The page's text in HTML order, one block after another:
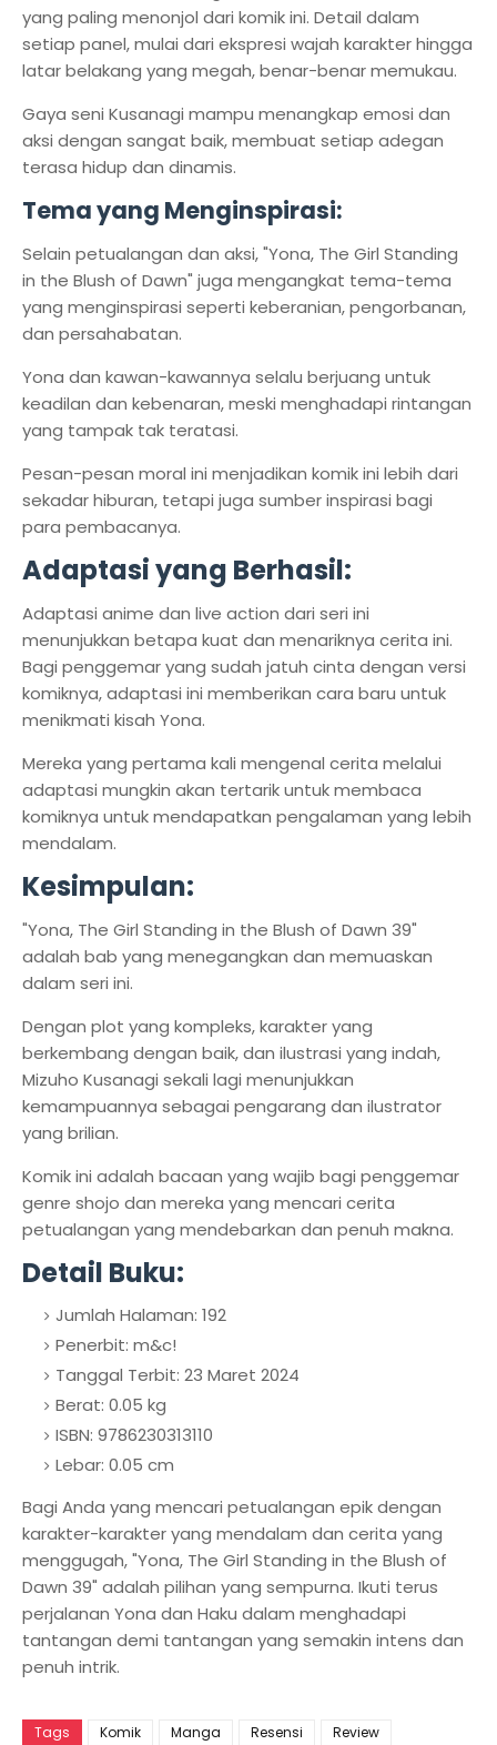
yang paling menonjol dari komik ini. Detail dalam
setiap panel, mulai dari ekspresi wajah karakter hingga
latar belakang yang megah, benar-benar memukau.
Gaya seni Kusanagi mampu menangkap emosi dan
aksi dengan sangat baik, membuat setiap adegan
terasa hidup dan dinamis.
Tema yang Menginspirasi:
Selain petualangan dan aksi, "Yona, The Girl Standing
in the Blush of Dawn" juga mengangkat tema-tema
yang menginspirasi seperti keberanian, pengorbanan,
dan persahabatan.
Yona dan kawan-kawannya selalu berjuang untuk
keadilan dan kebenaran, meski menghadapi rintangan
yang tampak tak teratasi.
Pesan-pesan moral ini menjadikan komik ini lebih dari
sekadar hiburan, tetapi juga sumber inspirasi bagi
para pembacanya.
Adaptasi yang Berhasil:
Adaptasi anime dan live action dari seri ini
menunjukkan betapa kuat dan menariknya cerita ini.
Bagi penggemar yang sudah jatuh cinta dengan versi
komiknya, adaptasi ini memberikan cara baru untuk
menikmati kisah Yona.
Mereka yang pertama kali mengenal cerita melalui
adaptasi mungkin akan tertarik untuk membaca
komiknya untuk mendapatkan pengalaman yang lebih
mendalam.
Kesimpulan:
"Yona, The Girl Standing in the Blush of Dawn 39"
adalah bab yang menegangkan dan memuaskan
dalam seri ini.
Dengan plot yang kompleks, karakter yang
berkembang dengan baik, dan ilustrasi yang indah,
Mizuho Kusanagi sekali lagi menunjukkan
kemampuannya sebagai pengarang dan ilustrator
yang brilian.
Komik ini adalah bacaan yang wajib bagi penggemar
genre shojo dan mereka yang mencari cerita
petualangan yang mendebarkan dan penuh makna.
Detail Buku:
Jumlah Halaman: 192
Penerbit: m&c!
Tanggal Terbit: 23 Maret 2024
Berat: 0.05 kg
ISBN: 9786230313110
Lebar: 0.05 cm
Bagi Anda yang mencari petualangan epik dengan
karakter-karakter yang mendalam dan cerita yang
menggugah, "Yona, The Girl Standing in the Blush of
Dawn 39" adalah pilihan yang sempurna. Ikuti terus
perjalanan Yona dan Haku dalam menghadapi
tantangan demi tantangan yang semakin intens dan
penuh intrik.
Tags Komik Manga Resensi
Review